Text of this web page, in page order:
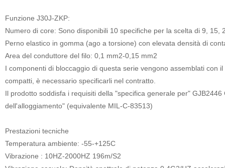
Funzione J30J-ZKP:
Numero di core: Sono disponibili 10 specifiche per la scelta di 9, 15,
Perno elastico in gomma (ago a torsione) con elevata densità di
Area del conduttore del filo: 0,1 mm2-0,15 mm2
I componenti di bloccaggio di questa serie vengono assemblati con
compatti, è necessario specificarli nel contratto.
Il prodotto soddisfa i requisiti della "specifica generale per"
dell'alloggiamento" (equivalente MIL-C-83513)
Prestazioni tecniche
Temperatura ambiente: -55-+125C
Vibrazione : 10HZ-2000HZ 196m/S2